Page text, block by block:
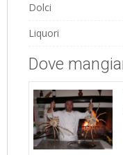
Dolci
Liquori
Dove